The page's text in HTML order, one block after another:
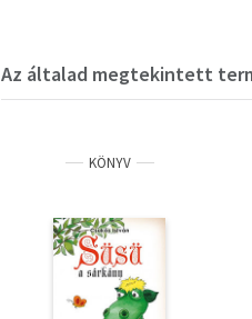
Az általad megtekintett
KÖNYV